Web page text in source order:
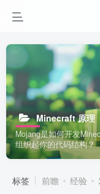
Minecraft 原理
Mojang是如何开发
组织起你的代码结构？
标签 前瞻 经验